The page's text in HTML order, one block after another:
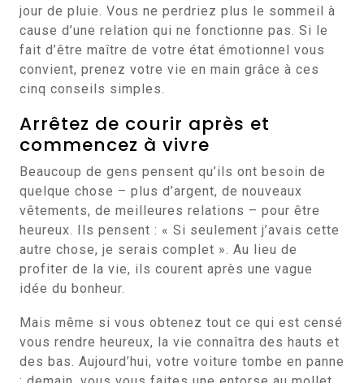
jour de pluie. Vous ne perdriez plus le sommeil à
cause d’une relation qui ne fonctionne pas. Si le
fait d’être maître de votre état émotionnel vous
convient, prenez votre vie en main grâce à ces
cinq conseils simples.
Arrêtez de courir après et
commencez à vivre
Beaucoup de gens pensent qu’ils ont besoin de
quelque chose – plus d’argent, de nouveaux
vêtements, de meilleures relations – pour être
heureux. Ils pensent : « Si seulement j’avais cette
autre chose, je serais complet ». Au lieu de
profiter de la vie, ils courent après une vague
idée du bonheur.
Mais même si vous obtenez tout ce qui est censé
vous rendre heureux, la vie connaîtra des hauts et
des bas. Aujourd’hui, votre voiture tombe en panne